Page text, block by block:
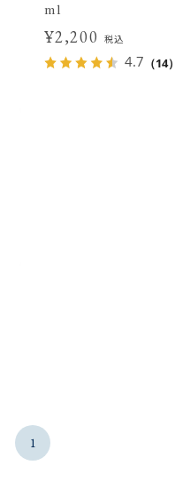
ml
¥2,200 税込
4.7 （14）
1